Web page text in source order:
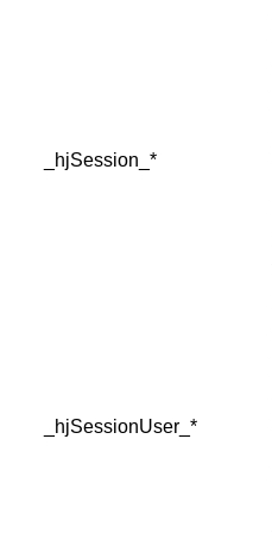
_hjSession_*
_hjSessionUser_*